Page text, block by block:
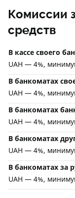
Комиссии
средств
В кассе своего
UAH — 4%,
В банкоматах
UAH — 4%,
В банкоматах
UAH — 4%,
В банкоматах
UAH — 4%,
В банкоматах за
UAH — 4%,